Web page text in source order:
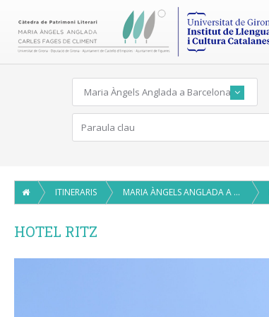
Maria Àngels Anglada a Barcelona
ITINERARIS MARIA ÀNGELS ANGLADA A BARCELONA
HOTEL RITZ